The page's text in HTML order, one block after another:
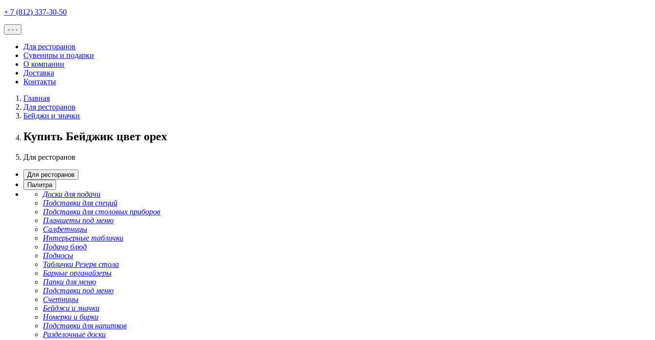
+ 7 (812) 337-30-50
- - -
Для ресторанов
Сувениры и подарки
О компании
Доставка
Контакты
Главная
Для ресторанов
Бейджи и значки
Купить Бейджик цвет орех
Для ресторанов
Для ресторанов
Палитра
Доски для подачи
Подставки для специй
Подставки для столовых приборов
Планшеты под меню
Салфетницы
Интерьерные таблички
Подача блюд
Подносы
Таблички Резерв стола
Барные органайзеры
Папки для меню
Подставки под меню
Счетницы
Бейджи и значки
Номерки и бирки
Подставки для напитков
Разделочные доски